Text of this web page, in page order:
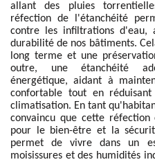
allant des pluies
réfection de l'étanchéité
contre les infiltrations d'eau,
durabilité de nos bâtiments.
long terme et une
outre, une étanchéité
énergétique, aidant à
confortable tout en
climatisation. En tant
convaincu que cette réfection
pour le bien-être et la
permet de vivre dans un
moisissures et des humidités